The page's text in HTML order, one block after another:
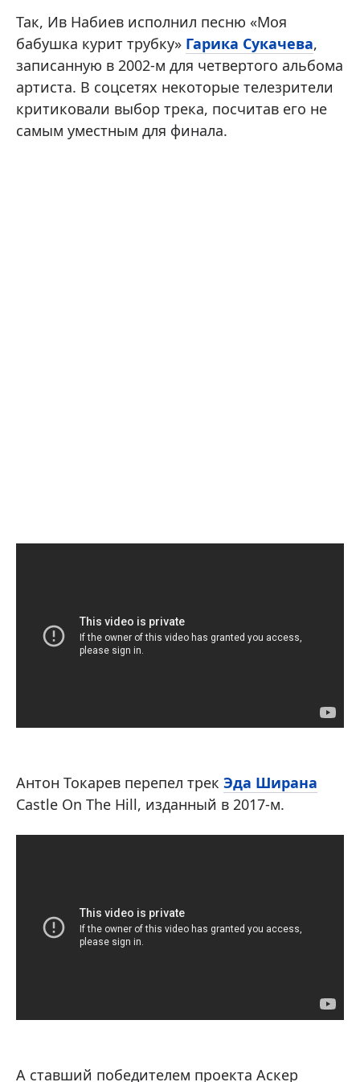
Так, Ив Набиев исполнил песню «Моя
бабушка курит трубку» Гарика Сукачева,
записанную в 2002-м для четвертого альбома
артиста. В соцсетях некоторые телезрители
критиковали выбор трека, посчитав его не
самым уместным для финала.
Антон Токарев перепел трек Эда Ширана
Castle On The Hill, изданный в 2017-м.
А ставший победителем проекта Аскер